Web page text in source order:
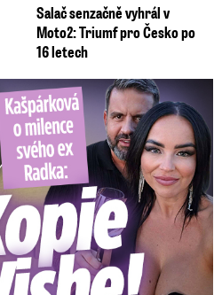
Salač senzačně vyhrál v
Moto2: Triumf pro Česko po
16 letech
Radka: Kopie z Wishe!